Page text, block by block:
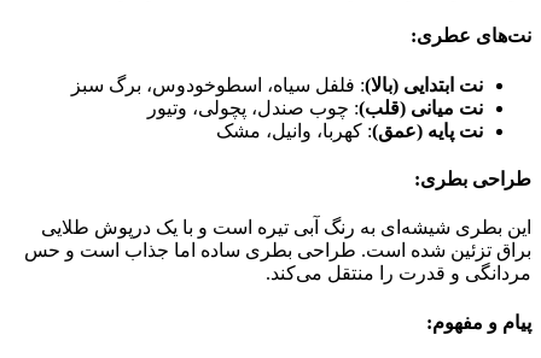
نت‌های عطری:
نت ابتدایی (بالا): فلفل سیاه، اسطوخودوس، برگ سبز
نت میانی (قلب): چوب صندل، پچولی، وتیور
نت پایه (عمق): کهربا، وانیل، مشک
طراحی بطری:
این بطری شیشه‌ای به رنگ آبی تیره است و با یک درپوش طلایی
براق تزئین شده است. طراحی بطری ساده اما جذاب است و حس
مردانگی و قدرت را منتقل می‌کند.
پیام و مفهوم: